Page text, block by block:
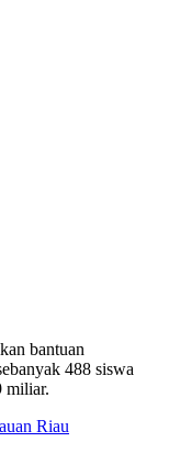
bantuan
488 siswa
miliar.
Riau